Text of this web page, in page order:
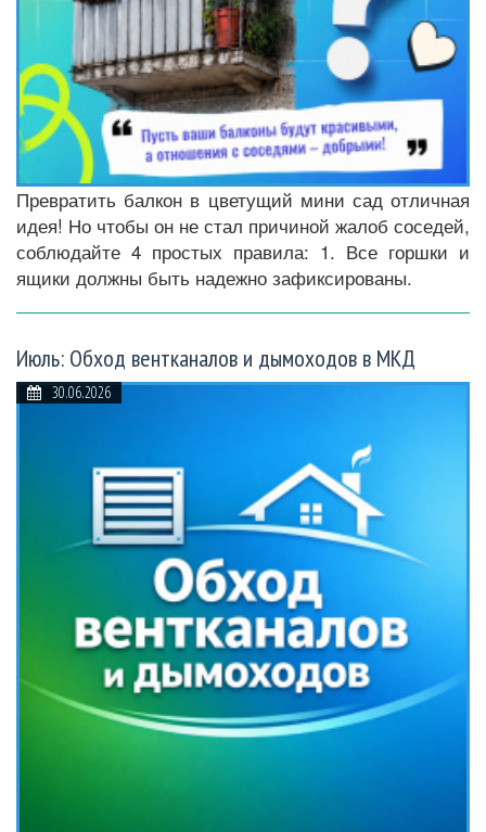
Превратить балкон в цветущий мини сад отличная
идея! Но чтобы он не стал причиной жалоб соседей,
соблюдайте 4 простых правила: 1. Все горшки и
ящики должны быть надежно зафиксированы.
Июль: Обход вентканалов и дымоходов в МКД
30.06.2026